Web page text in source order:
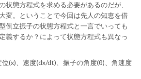
状態方程式を求める必要があるのだが、
変。ということで今回は先人の知恵を借
倒立振子の状態方程式と一言でいっても
義するか？によって状態方程式も異なっ
(x)、速度(dx/dt)、振子の角度(θ)、角速度